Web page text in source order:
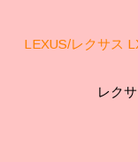
LEXUS/レクサス
レク